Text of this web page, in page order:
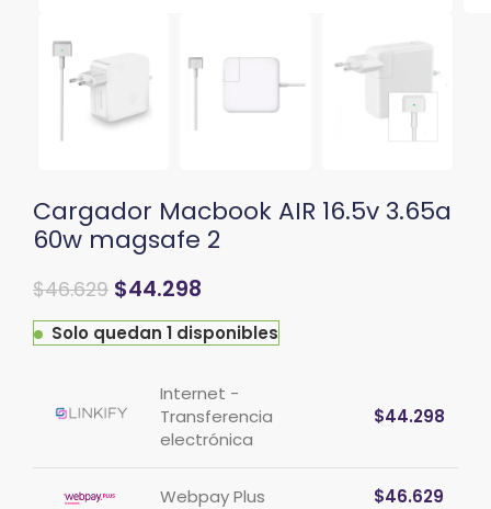
Cargador Macbook AIR 16.5v 3.65a
60w magsafe 2
El
original
$46.629El
actual
$44.298
Solo quedan 1 disponibles
Internet -
Transferencia
electrónica
$44.298
Webpay Plus $46.629